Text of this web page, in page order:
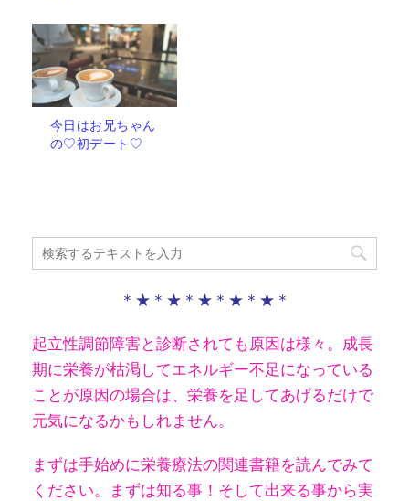
今日はお兄ちゃん
の♡初デート♡
＊★＊★＊★＊★＊★＊
起立性調節障害と診断されても原因は様々。成長
期に栄養が枯渇してエネルギー不足になっている
ことが原因の場合は、栄養を足してあげるだけで
元気になるかもしれません。
まずは手始めに栄養療法の関連書籍を読んでみて
ください。
まずは知る事！そして出来る事から実